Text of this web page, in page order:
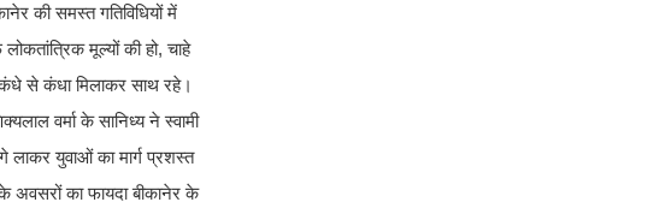
की समस्त गतिविधियों में
मूल्यों की हो, चाहे
कंधे से कंधा मिलाकर साथ रहे।
वर्मा के सानिध्य ने स्वामी
लाकर युवाओं का मार्ग प्रशस्त
अवसरों का फायदा बीकानेर के